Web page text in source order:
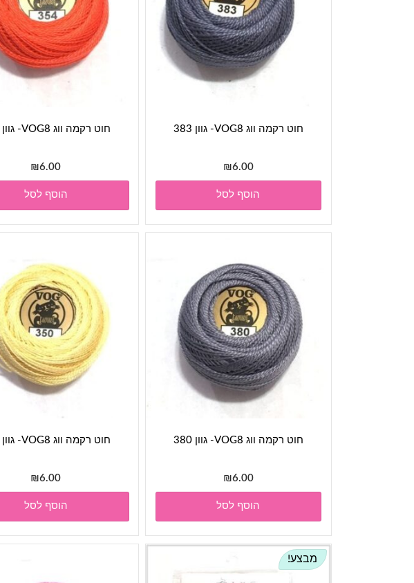
חוט רקמה ווג VOG8- גוון 354
₪6.00
הוסף לסל
חוט רקמה ווג VOG8- גוון 383
₪6.00
הוסף לסל
חוט רקמה ווג VOG8- גוון 350
₪6.00
הוסף לסל
חוט רקמה ווג VOG8- גוון 380
₪6.00
הוסף לסל
מבצע!